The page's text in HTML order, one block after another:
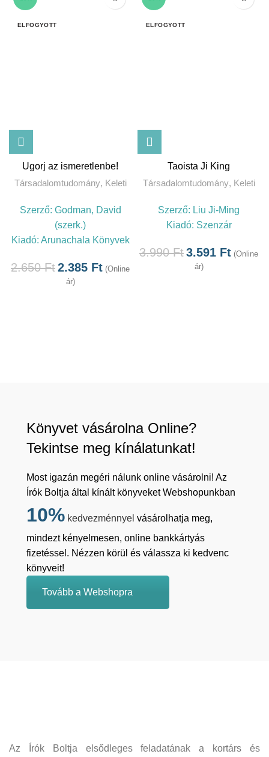
ELFOGYOTT
Ugorj az ismeretlenbe!
Társadalomtudomány, Keleti
Szerző: Godman, David
(szerk.)
Kiadó: Arunachala Könyvek
2.650Ft2.385 Ft (Online
ár)
ELFOGYOTT
Taoista Ji King
Társadalomtudomány, Keleti
Szerző: Liu Ji-Ming
Kiadó: Szenzár
3.990Ft3.591 Ft (Online
ár)
Könyvet vásárolna Online?
Tekintse meg kínálatunkat!
Most igazán megéri nálunk online vásárolni! Az
Írók Boltja által kínált könyveket Webshopunkban
10% kedvezménnyel vásárolhatja meg,
mindezt kényelmesen, online bankkártyás
fizetéssel. Nézzen körül és válassza ki kedvenc
könyveit!
Tovább a Webshopra
Az Írók Boltja elsődleges feladatának a kortárs és